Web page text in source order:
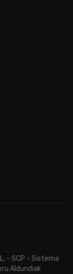
- SCP - Sistema
Aldundiak